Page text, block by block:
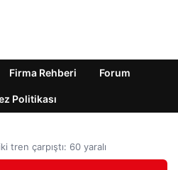
Firma Rehberi Forum
Politikası
tren çarpıştı: 60 yaralı